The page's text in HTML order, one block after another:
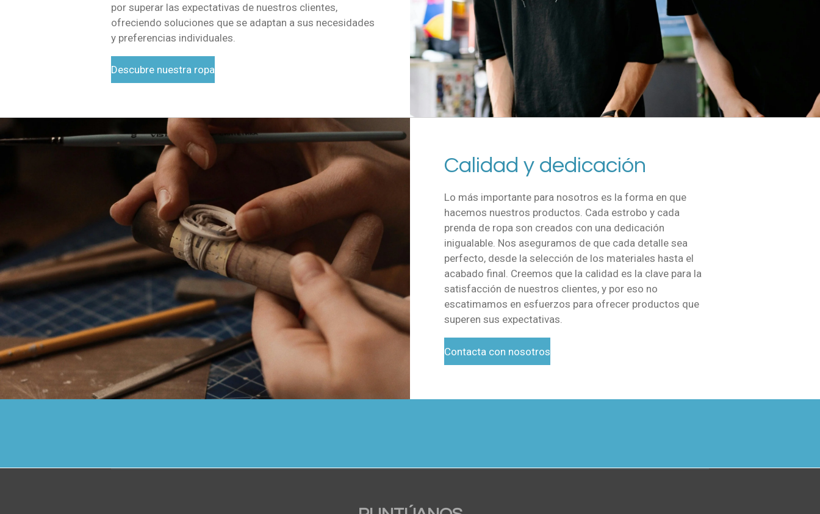
por superar las expectativas de nuestros clientes,
ofreciendo soluciones que se adaptan a sus necesidades
y preferencias individuales.
Descubre nuestra ropa
Calidad y dedicación
Lo más importante para nosotros es la forma en que
hacemos nuestros productos. Cada estrobo y cada
prenda de ropa son creados con una dedicación
inigualable. Nos aseguramos de que cada detalle sea
perfecto, desde la selección de los materiales hasta el
acabado final. Creemos que la calidad es la clave para la
satisfacción de nuestros clientes, y por eso no
escatimamos en esfuerzos para ofrecer productos que
superen sus expectativas.
Contacta con nosotros